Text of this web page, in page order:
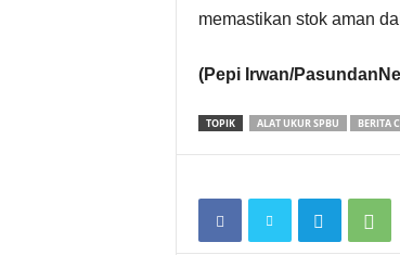
memastikan stok aman
(Pepi Irwan/
TOPIK ALAT UKUR SPBU BERITA